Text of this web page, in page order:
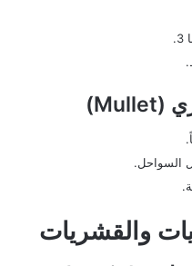
السواحل.
والقشريات